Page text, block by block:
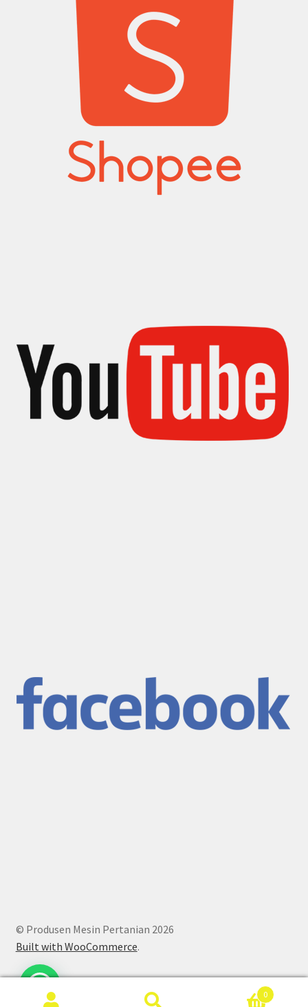
© Produsen Mesin Pertanian 2026
Built with WooCommerce.
0